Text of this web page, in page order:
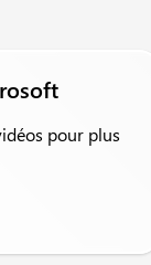
pour plus